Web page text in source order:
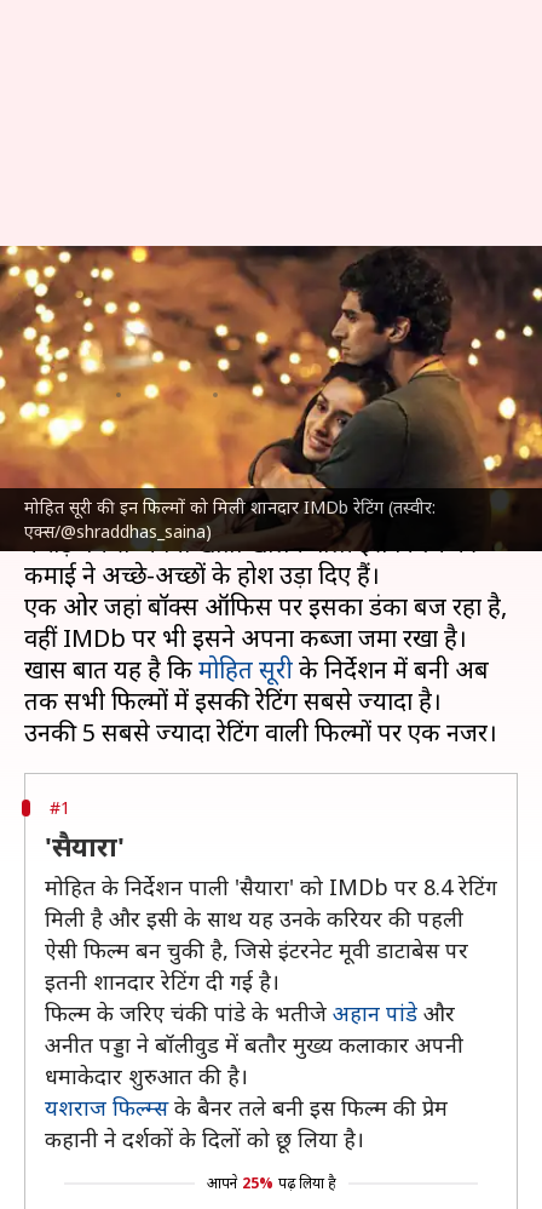
मोहित सूरी की इन फिल्मों को मिली शानदार IMDb रेटिंग (तस्वीर:
एक्स/@shraddhas_saina)
मोहित सूरी की 5 सबसे ज्यादा IMDb
रेटिंग वाली फिल्में, 'सैयारा' यहां भी
सबसे आगे
लेखन Jul 20, 2025 11:46 am
क्या है खबर?
फिल्म 'सैयारा' बॉक्स ऑफिस पर धूम मचा रही है। 21
करोड़ रुपये से अपना खाता खोलने वाली इस फिल्म की
कमाई ने अच्छे-अच्छों के होश उड़ा दिए हैं।
एक ओर जहां बॉक्स ऑफिस पर इसका डंका बज रहा है,
वहीं IMDb पर भी इसने अपना कब्जा जमा रखा है।
खास बात यह है किमोहित सूरीके निर्देशन में बनी अब
तक सभी फिल्मों में इसकी रेटिंग सबसे ज्यादा है।
#1
'सैयारा'
मोहित के निर्देशन पाली 'सैयारा' को IMDb पर 8.4 रेटिंग
मिली है और इसी के साथ यह उनके करियर की पहली
ऐसी फिल्म बन चुकी है, जिसे इंटरनेट मूवी डाटाबेस पर
इतनी शानदार रेटिंग दी गई है।
फिल्म के जरिए चंकी पांडे के भतीजे अहान पांडे और
अनीत पड्डा ने बॉलीवुड में बतौर मुख्य कलाकार अपनी
धमाकेदार शुरुआत की है।
यशराज फिल्म्सके बैनर तले बनी इस फिल्म की प्रेम
कहानी ने दर्शकों के दिलों को छू लिया है।
आपने 25% पढ़ लिया है